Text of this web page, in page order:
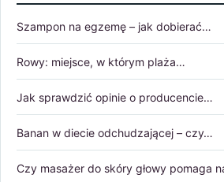
Szampon na egzemę – jak dobierać…
Rowy: miejsce, w którym plaża…
Jak sprawdzić opinie o producencie…
Banan w diecie odchudzającej – czy…
Czy masażer do skóry głowy pomaga